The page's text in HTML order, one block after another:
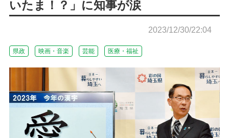
いたま！？」に知事が涙
2023/12/30/22:04
県政 映画・音楽 芸能 医療・福祉